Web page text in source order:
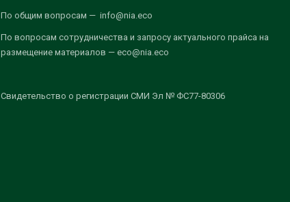
По общим вопросам — info@nia.eco
По вопросам сотрудничества и запросу актуального прайса на
размещение материалов — eco@nia.eco
Свидетельство о регистрации СМИ Эл № ФС77-80306